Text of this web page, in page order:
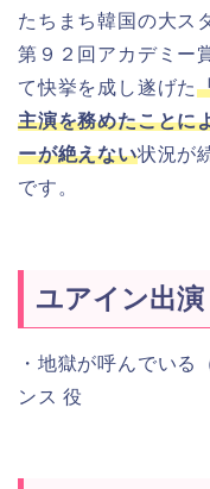
たちまち韓国の大ス
第９２回アカデミー
て快挙を成し遂げた
主演を務めたことに
ーが絶えない状況が
です。
ユアイン出
・地獄が呼んでい
ンス 役